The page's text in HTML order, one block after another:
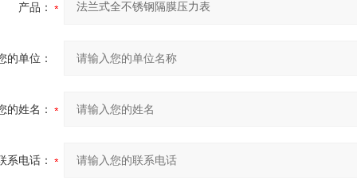
产品：
的单位：
的姓名：
系电话：